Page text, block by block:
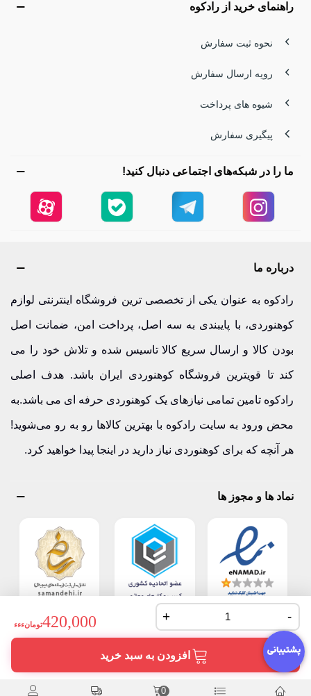
-
+
420,000تومانءءء
افزودن به سبد خرید
راهنمای خرید از رادکوه
نحوه ثبت سفارش
رویه ارسال سفارش
شیوه های پرداخت
پیگیری سفارش
ما را در شبکه‌های اجتماعی دنبال کنید!
درباره ما
رادکوه به عنوان یکی از تخصصی ترین فروشگاه اینترنتی لوازم
کوهنوردی، با پایبندی به سه اصل، پرداخت امن، ضمانت اصل
بودن کالا و ارسال سریع کالا تاسیس شده و تلاش خود را می
کند تا قویترین فروشگاه کوهنوردی ایران باشد. هدف اصلی
رادکوه تامین تمامی نیازهای یک کوهنوردی حرفه ای می باشد.به
محض ورود به سایت رادکوه با بهترین کالاها رو به رو می‌شوید!
هر آنچه که برای کوهنوردی نیاز دارید در اینجا پیدا خواهید کرد.
نماد ها و مجوز ها
0